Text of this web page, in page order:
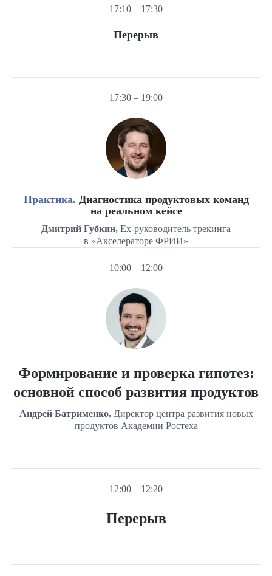
17:10 – 17:30
Перерыв
17:30 – 19:00
Практика. Диагностика продуктовых команд
на реальном кейсе
Дмитрий Губкин, Ex-руководитель трекинга
в «Акселераторе ФРИИ»
10:00 – 12:00
Формирование и проверка гипотез:
основной способ развития продуктов
Андрей Батрименко, Директор центра развития новых
продуктов Академии Ростеха
12:00 – 12:20
Перерыв